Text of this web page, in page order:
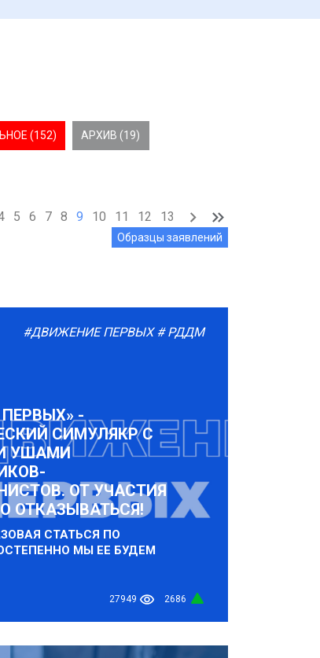
(152) АРХИВ (19)
5 6 7 8 9 10 11 12 13
Образцы заявлений
#ДВИЖЕНИЕ ПЕРВЫХ # РДДМ
-
СИМУЛЯКР С
УШАМИ
ОТ УЧАСТИЯ
ОТКАЗЫВАТЬСЯ!
СТАТЬСЯ ПО
МЫ ЕЕ БУДЕМ
27949 2686